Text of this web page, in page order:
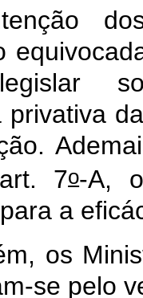
privativa
7o-A,
a
os
se pelo